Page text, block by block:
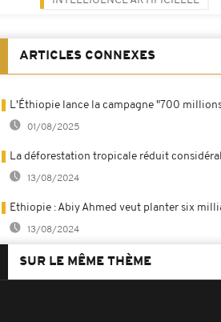
ARTICLES CONNEXES
L'Éthiopie lance la campagne "700
01/08/2025
La déforestation tropicale réduit
13/08/2024
Ethiopie : Abiy Ahmed veut planter six
13/08/2024
SUR LE MÊME THÈME